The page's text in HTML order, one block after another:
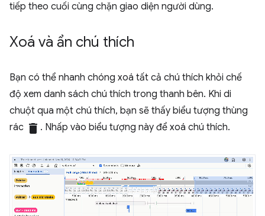
tiếp theo cuối cùng chặn giao diện người dùng.
Xoá và ẩn chú thích
Bạn có thể nhanh chóng xoá tất cả chú thích khỏi chế
độ xem danh sách chú thích trong thanh bên. Khi di
chuột qua một chú thích, bạn sẽ thấy biểu tượng thùng
rác delete . Nhấp vào biểu tượng này để xoá chú thích.